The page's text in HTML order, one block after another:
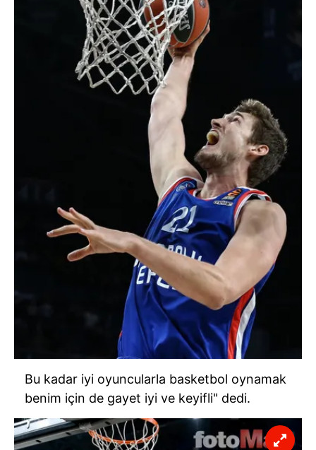
Bu kadar iyi oyuncularla basketbol oynamak
benim için de gayet iyi ve keyifli" dedi.